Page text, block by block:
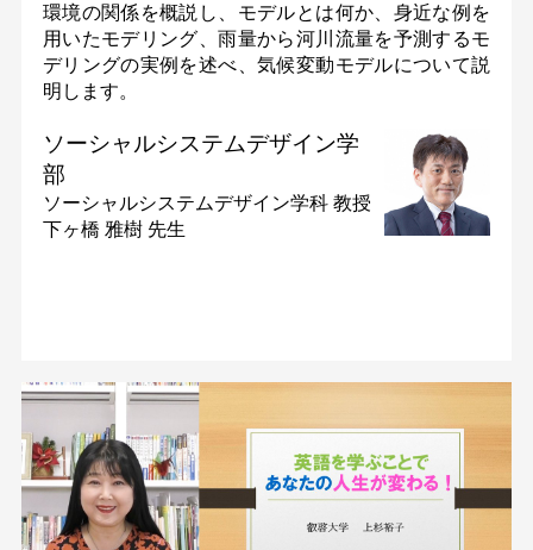
環境の関係を概説し、モデルとは何か、身近な例を
用いたモデリング、雨量から河川流量を予測するモ
デリングの実例を述べ、気候変動モデルについて説
明します。
ソーシャルシステムデザイン学
部
ソーシャルシステムデザイン学科 教授
下ヶ橋 雅樹 先生